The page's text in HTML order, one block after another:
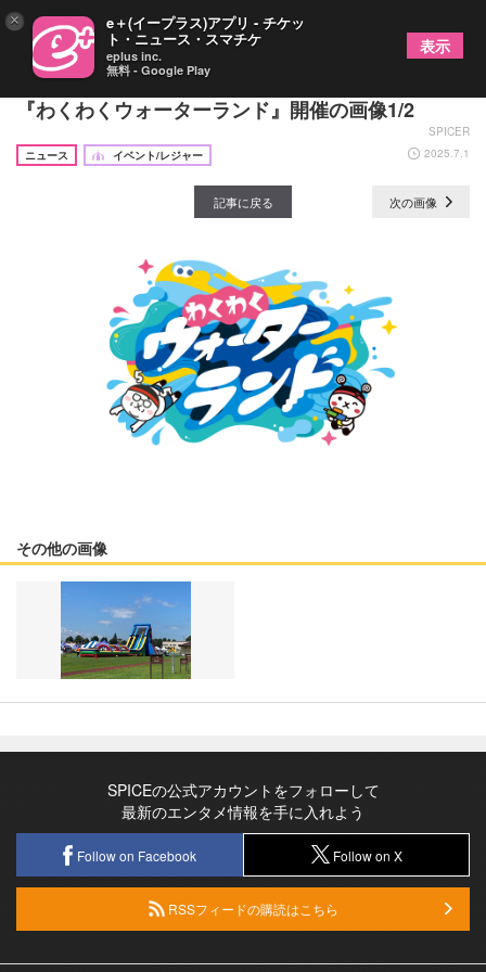
島根のTSKさんいん中央テレビでプールイベント
『わくわくウォーターランド』開催の画像1/2
SPICER
ニュース
イベント/レジャー 2025.7.1
記事に戻る 次の画像
その他の画像
SPICEの公式アカウントをフォローして
最新のエンタメ情報を手に入れよう
Follow on Facebook Follow on X
RSSフィードの購読はこちら
× e＋(イープラス)アプリ - チケッ
ト・ニュース・スマチケ
eplus inc.
無料 - Google Play
表示